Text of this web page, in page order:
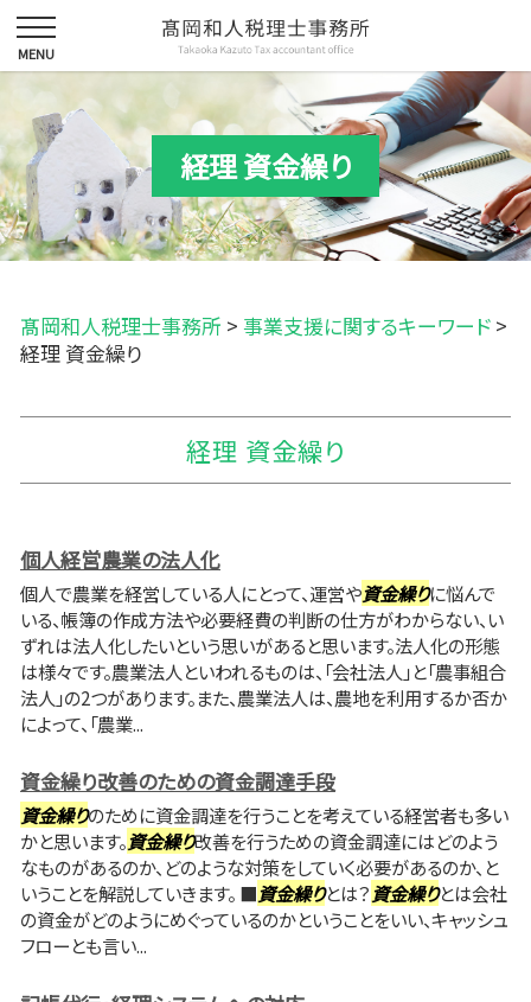
経理 資金繰り
髙岡和人税理士事務所 > 事業支援に関するキーワード >
経理 資金繰り
経理 資金繰り
個人経営農業の法人化
個人で農業を経営している人にとって、運営や資金繰りに悩んで
いる、帳簿の作成方法や必要経費の判断の仕方がわからない、い
ずれは法人化したいという思いがあると思います。法人化の形態
は様々です。農業法人といわれるものは、「会社法人」と「農事組合
法人」の2つがあります。また、農業法人は、農地を利用するか否か
によって、「農業...
資金繰り改善のための資金調達手段
資金繰りのために資金調達を行うことを考えている経営者も多い
かと思います。資金繰り改善を行うための資金調達にはどのよう
なものがあるのか、どのような対策をしていく必要があるのか、と
いうことを解説していきます。 ■資金繰りとは？資金繰りとは会社
の資金がどのようにめぐっているのかということをいい、キャッシュ
フローとも言い...